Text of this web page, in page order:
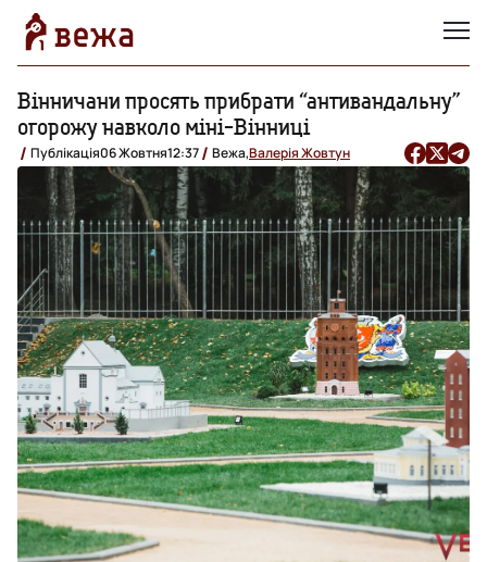
Вінничани просять прибрати “антивандальну”
огорожу навколо міні-Вінниці
Публікація06 Жовтня12:37 Вежа,Валерія Жовтун